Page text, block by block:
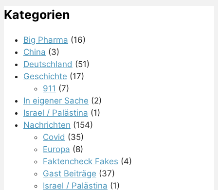
Kategorien
Big Pharma (16)
China (3)
Deutschland (51)
Geschichte (17)
911 (7)
In eigener Sache (2)
Israel / Palästina (1)
Nachrichten (154)
Covid (35)
Europa (8)
Faktencheck Fakes (4)
Gast Beiträge (37)
Israel / Palästina (1)